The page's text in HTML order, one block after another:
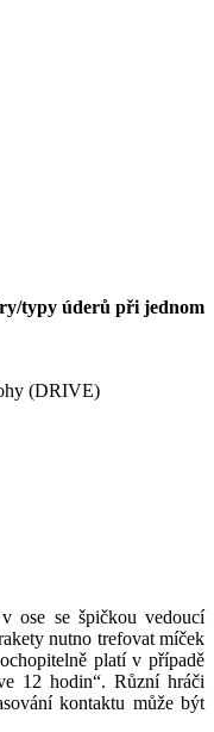
typy úderů při jednom
(DRIVE)
ose se špičkou vedoucí
nutno trefovat míček
platí v případě
12 hodin“. Různí hráči
kontaktu může být